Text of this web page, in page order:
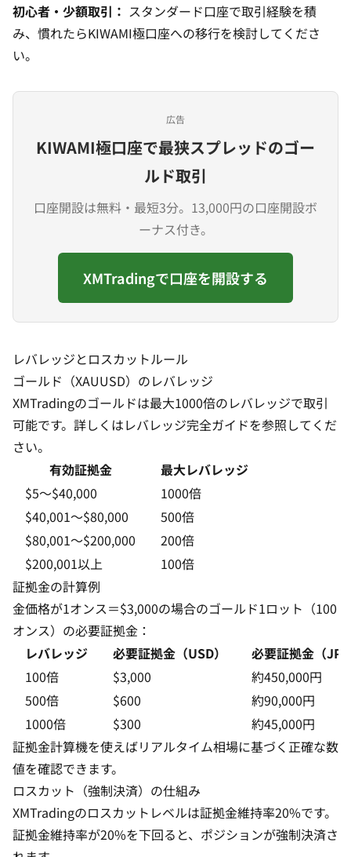
初心者・少額取引： スタンダード口座で取引経験を積
み、慣れたらKIWAMI極口座への移行を検討してくださ
い。
広告
KIWAMI極口座で最狭スプレッドのゴー
ルド取引
口座開設は無料・最短3分。13,000円の口座開設ボ
ーナス付き。
XMTradingで口座を開設する
レバレッジとロスカットルール
ゴールド（XAUUSD）のレバレッジ
XMTradingのゴールドは最大1000倍のレバレッジで取引
可能です。詳しくはレバレッジ完全ガイドを参照してくだ
さい。
有効証拠金
最大レバレッジ
$5〜$40,000
1000倍
$40,001〜$80,000
500倍
$80,001〜$200,000
200倍
$200,001以上
100倍
証拠金の計算例
金価格が1オンス＝$3,000の場合のゴールド1ロット（100
オンス）の必要証拠金：
レバレッジ
必要証拠金（USD）
必要証拠金（
100倍
$3,000
約450,000円
500倍
$600
約90,000円
1000倍
$300
約45,000円
証拠金計算機を使えばリアルタイム相場に基づく正確な数
値を確認できます。
ロスカット（強制決済）の仕組み
XMTradingのロスカットレベルは証拠金維持率20%です。
証拠金維持率が20%を下回ると、ポジションが強制決済さ